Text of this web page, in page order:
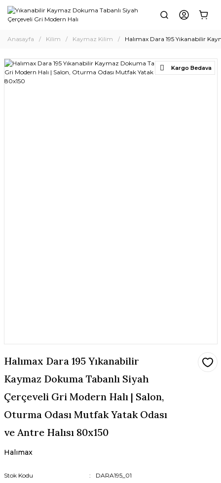
Anasayfa Kilim Kaymaz Kilim Halımax Dara 195 Yıkanabilir
Kargo Bedava
Halımax Dara 195 Yıkanabilir
Kaymaz Dokuma Tabanlı Siyah
Çerçeveli Gri Modern Halı | Salon,
Oturma Odası Mutfak Yatak Odası
ve Antre Halısı 80x150
Halımax
Stok Kodu
DARA195_01